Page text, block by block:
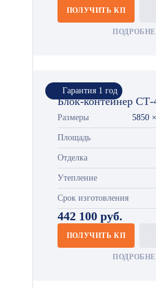
ПОЛУЧИТЬ КП
Гарантия 1 год
Блок-контейнер СТ-
Размеры 5850
Площадь
Отделка
Утепление
Срок изготовления
442 100 руб.
ПОЛУЧИТЬ КП